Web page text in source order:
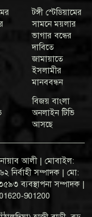
টঙ্গী স্টেডিয়ামের
সামনে ময়লার
ভাগার বন্ধের
দাবিতে
জামায়াতে
ইসলামীর
মানববন্ধন
বিজয় বাংলা
অনলাইন টিভি
আসছে
আলী | মোবাইল:
সম্পাদক | মো:
ব্যবস্থাপনা সম্পাদক |
901200